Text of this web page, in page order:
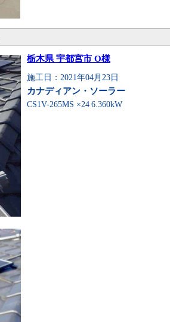
栃木県 宇都宮市 O様
施工日：2021年04月23日
カナディアン・ソーラー
CS1V-265MS ×24 6.360kW